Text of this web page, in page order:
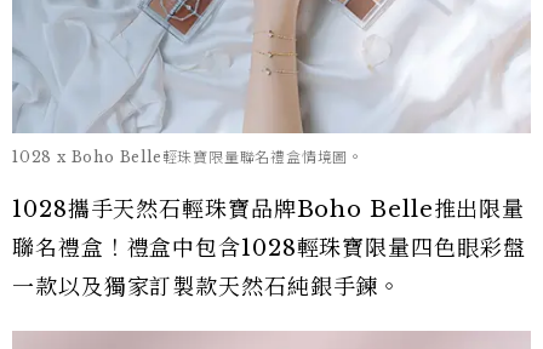
1028 x Boho Belle輕珠寶限量聯名禮盒情境圖。
1028攜手天然石輕珠寶品牌Boho Belle推出限量
聯名禮盒！禮盒中包含1028輕珠寶限量四色眼彩盤
一款以及獨家訂製款天然石純銀手鍊。